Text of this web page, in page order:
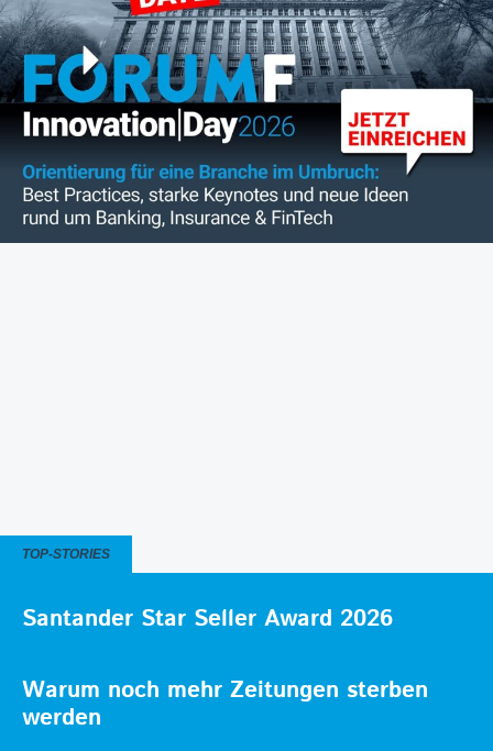
TOP-STORIES
Santander Star Seller Award 2026
Warum noch mehr Zeitungen sterben
werden